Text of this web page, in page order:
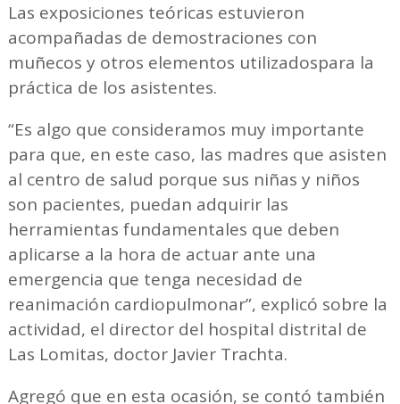
Las exposiciones teóricas estuvieron
acompañadas de demostraciones con
muñecos y otros elementos utilizadospara la
práctica de los asistentes.
“Es algo que consideramos muy importante
para que, en este caso, las madres que asisten
al centro de salud porque sus niñas y niños
son pacientes, puedan adquirir las
herramientas fundamentales que deben
aplicarse a la hora de actuar ante una
emergencia que tenga necesidad de
reanimación cardiopulmonar”, explicó sobre la
actividad, el director del hospital distrital de
Las Lomitas, doctor Javier Trachta.
Agregó que en esta ocasión, se contó también